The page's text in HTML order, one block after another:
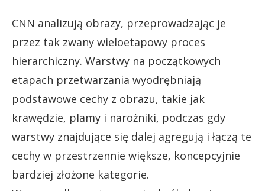
CNN analizują obrazy, przeprowadzając je
przez tak zwany wieloetapowy proces
hierarchiczny. Warstwy na początkowych
etapach przetwarzania wyodrębniają
podstawowe cechy z obrazu, takie jak
krawędzie, plamy i narożniki, podczas gdy
warstwy znajdujące się dalej agregują i łączą te
cechy w przestrzennie większe, koncepcyjnie
bardziej złożone kategorie.